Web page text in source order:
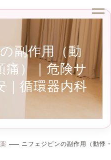
副作用（動
痛）｜危険サ
｜循環器内科
ニフェジピンの副作用（動悸